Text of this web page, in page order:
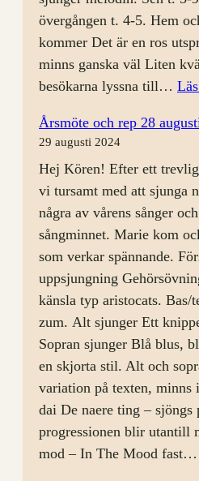
övergången t. 4-5. Hem
kommer Det är en ros
minns ganska väl Liten
besökarna lyssna till…
Årsmöte och rep 28
29 augusti 2024
Hej Kören! Efter ett
vi tursamt med att sjunga
några av vårens sånger
sångminnet. Marie kom
som verkar spännande.
uppsjungning
känsla typ aristocats. Bas/
zum. Alt sjunger Ett
Sopran sjunger Blå blus,
en skjorta stil. Alt och
variation på texten,
dai De naere ting – sjöngs
progressionen blir utantill
mod – In The Mood fast…